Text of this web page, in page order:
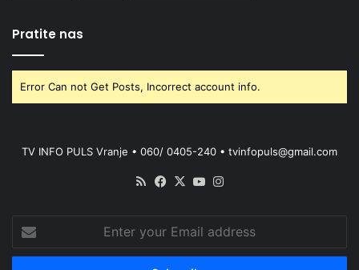
Pratite nas
Error Can not Get Posts, Incorrect account info.
TV INFO PULS Vranje • 060/ 0405-240 • tvinfopuls@gmail.com
RSS Facebook
X YouTube
your
Email